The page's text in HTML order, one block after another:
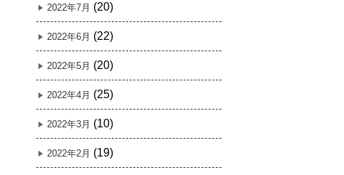
2022年7月 (20)
2022年6月 (22)
2022年5月 (20)
2022年4月 (25)
2022年3月 (10)
2022年2月 (19)